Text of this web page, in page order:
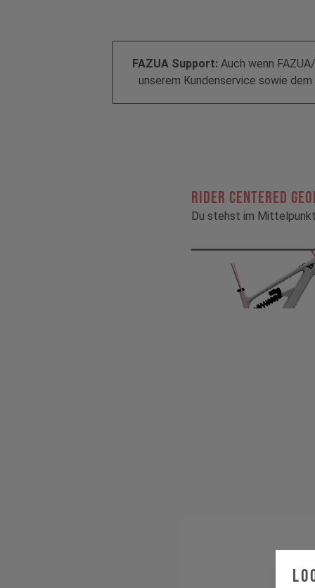
FAZUA Support: Auch wenn
unserem Kundenservice sowie
RIDER CENTERED
Du stehst im